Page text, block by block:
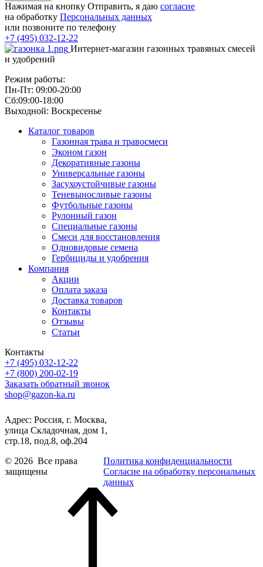
Нажимая на кнопку Отправить, я даю согласие
на обработку Персональных данных
или позвоните по телефону
+7 (495) 032-12-22
Интернет-магазин газонных травяных смесей
и удобрений
Режим работы:
Пн-Пт: 09:00-20:00
Сб:09:00-18:00
Выходной: Воскресенье
Каталог товаров
Газонная трава и травосмеси
Эконом газон
Декоративные газоны
Универсальные газоны
Засухоустойчивые газоны
Теневыносливые газоны
Футбольные газоны
Рулонный газон
Специальные газоны
Смеси для восстановления
Одновидовые семена
Гербициды и удобрения
Компания
Акции
Оплата заказа
Доставка товаров
Контакты
Отзывы
Статьи
Контакты
+7 (495) 032-12-22
+7 (800) 200-02-19
Заказать обратный звонок
shop@gazon-ka.ru
Адрес: Россия, г. Москва,
улица Складочная, дом 1,
стр.18, под.8, оф.204
© 2026 Все права
защищены
Политика конфиденциальности
Согласие на обработку персональных
данных